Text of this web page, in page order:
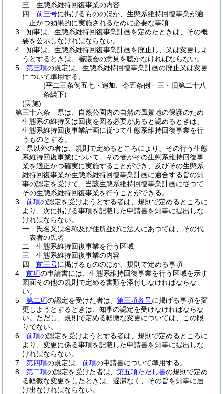
三
生態系維持回復事業の内容
四
前三号に掲げるもののほか、生態系維持回復事業が適
正かつ効果的に実施されるために必要な事項
3
知事は、生態系維持回復事業計画を定めたときは、その概
要を公示しなければならない。
4
知事は、生態系維持回復事業計画を廃止し、又は変更しよ
うとするときは、審議会の意見を聴かなければならない。
5
第三項の規定は、生態系維持回復事業計画の廃止又は変更
について準用する。
(平二三条例五七・追加、令五条例一三・旧第二十八
条繰下)
(実施)
第三十六条
県は、自然公園内の自然の風景地の保護のため
生態系の維持又は回復を図る必要があると認めるときは、
生態系維持回復事業計画に従つて生態系維持回復事業を行
うものとする。
2
県以外の者は、規則で定めるところにより、その行う生態
系維持回復事業について、その者がその生態系維持回復事
業を適正かつ確実に実施することができ、及びその生態系
維持回復事業が生態系維持回復事業計画に適合する旨の知
事の認定を受けて、当該生態系維持回復事業計画に従つて
その生態系維持回復事業を行うことができる。
3
前項の認定を受けようとする者は、規則で定めるところに
より、次に掲げる事項を記載した申請書を知事に提出しな
ければならない。
一
氏名又は名称及び住所並びに法人にあつては、その代
表者の氏名
二
生態系維持回復事業を行う区域
三
生態系維持回復事業の内容
四
前三号に掲げるもののほか、規則で定める事項
4
前項の申請書には、生態系維持回復事業を行う区域を示す
図面その他の規則で定める書類を添付しなければならな
い。
5
第二項の認定を受けた者は、 第三項各号に掲げる事項を変
更しようとするときは、知事の認定を受けなければならな
い。 ただし、規則で定める軽微な変更については、この限
りでない。
6
前項の認定を受けようとする者は、規則で定めるところに
より、変更に係る事項を記載した申請書を知事に提出しな
ければならない。
7
第四項の規定は、 前項の申請書について準用する。
8
第二項の認定を受けた者は、 第五項ただし書の規則で定め
る軽微な変更をしたときは、遅滞なく、その旨を知事に届
け出なければならない。